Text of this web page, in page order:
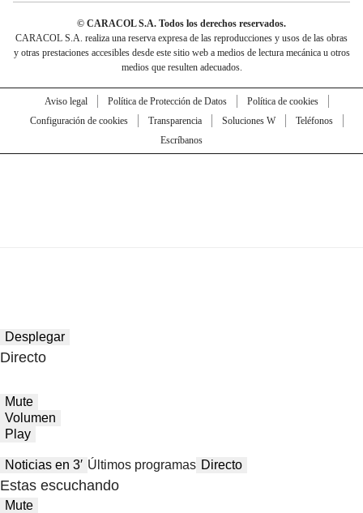
© CARACOL S.A. Todos los derechos reservados.
CARACOL S.A. realiza una reserva expresa de las reproducciones y usos de las obras
y otras prestaciones accesibles desde este sitio web a medios de lectura mecánica u otros
medios que resulten adecuados.
Aviso legal Política de Protección de Datos
Política de cookies
Configuración de cookies
Transparencia Soluciones W
Teléfonos
Escríbanos
Desplegar
Directo
Mute
Volumen
Play
Noticias en 3′ Últimos programas Directo
Estas escuchando
Mute